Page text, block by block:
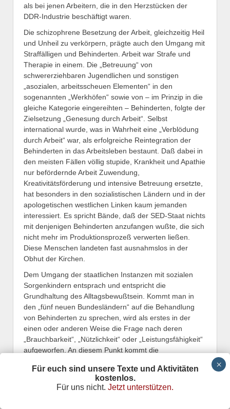
als bei jenen Arbeitern, die in den Herzstücken der
DDR-Industrie beschäftigt waren.
Die schizophrene Besetzung der Arbeit, gleichzeitig Heil
und Unheil zu verkörpern, prägte auch den Umgang mit
Straffälligen und Behinderten. Arbeit war Strafe und
Therapie in einem. Die „Betreuung“ von
schwererziehbaren Jugendlichen und sonstigen
„asozialen, arbeitsscheuen Elementen“ in den
sogenannten „Werkhöfen“ sowie von – im Prinzip in die
gleiche Kategorie eingereihten – Behinderten, folgte der
Zielsetzung „Genesung durch Arbeit“. Selbst
international wurde, was in Wahrheit eine „Verblödung
durch Arbeit“ war, als erfolgreiche Reintegration der
Behinderten in das Arbeitsleben bestaunt. Daß dabei in
den meisten Fällen völlig stupide, Krankheit und Apathie
nur befördernde Arbeit Zuwendung,
Kreativitätsförderung und intensive Betreuung ersetzte,
hat besonders in den sozialistischen Ländern und in der
apologetischen westlichen Linken kaum jemanden
interessiert. Es spricht Bände, daß der SED-Staat nichts
mit denjenigen Behinderten anzufangen wußte, die sich
nicht mehr im Produktionsprozeß verwerten ließen.
Diese Menschen landeten fast ausnahmslos in der
Obhut der Kirchen.
Dem Umgang der staatlichen Instanzen mit sozialen
Sorgenkindern entsprach und entspricht die
Grundhaltung des Alltagsbewußtsein. Kommt man in
den „fünf neuen Bundesländern“ auf die Behandlung
von Behinderten zu sprechen, wird als erstes in der
einen oder anderen Weise die Frage nach deren
„Brauchbarkeit“, „Nützlichkeit“ oder „Leistungsfähigkeit“
aufgeworfen. An diesem Punkt kommt die
bürgerlich zweckrationale Denkweise zum Vorschein.
Allen, die nicht arbeiten können oder wollen, wird sehr
Für euch sind unsere Texte und Aktivitäten
kostenlos.
Für uns nicht. Jetzt unterstützen.